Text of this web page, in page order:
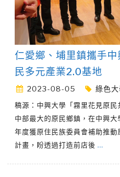
仁愛鄉、埔里鎮攜手
民多元產業2.0基地
2023-08-05 綠色
稿源：中興大學「霧里花見原
中部最大的原民鄉鎮，在中興
年度獲原住民族委員會補助推
計畫，盼透過打造前店後 …